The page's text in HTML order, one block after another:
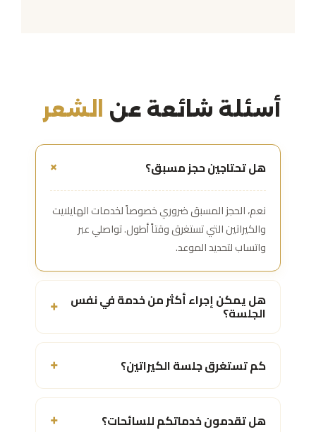
أسئلة شائعة عن الشعر
هل تحتاجين حجز مسبق؟ +
نعم، الحجز المسبق ضروري خصوصاً لخدمات الهايلايت
والكيراتين التي تستغرق وقتاً أطول. تواصلي عبر
واتساب لتحديد الموعد.
هل يمكن إجراء أكثر من خدمة في نفس
الجلسة؟ +
كم تستغرق جلسة الكيراتين؟ +
هل تقدمون خدماتكم للسائحات؟ +